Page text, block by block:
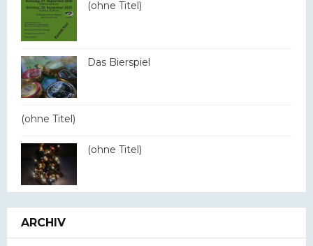
(ohne Titel)
Das Bierspiel
(ohne Titel)
(ohne Titel)
ARCHIV